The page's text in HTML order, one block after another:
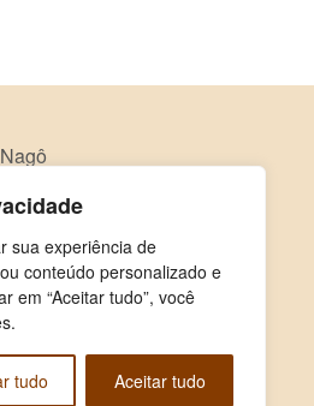
sua experiência de
conteúdo personalizado e
em “Aceitar tudo”, você
tudo Aceitar tudo